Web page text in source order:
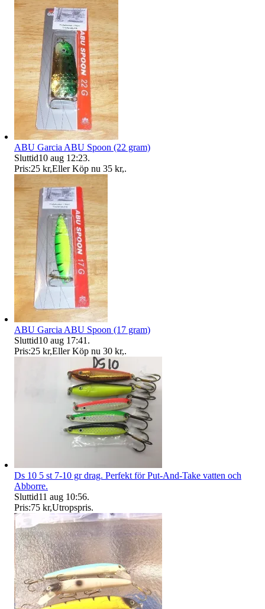
ABU Garcia ABU Spoon (22 gram)
Sluttid10 aug 12:23.
Pris:25 kr,Eller Köp nu 35 kr,.
ABU Garcia ABU Spoon (17 gram)
Sluttid10 aug 17:41 .
Pris:25 kr,Eller Köp nu 30 kr,.
Ds 10 5 st 7-10 gr drag. Perfekt för Put-And-Take vatten och
Abborre.
Sluttid11 aug 10:56.
Pris:75 kr,Utropspris.